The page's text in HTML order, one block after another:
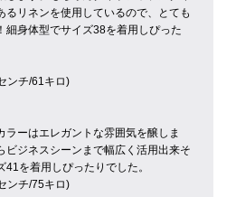
リネンを使用しているので、とても
細身体型でサイズ38を着用しぴった
ンチ/61キロ)
ラーはエレガントな雰囲気を醸しま
ビジネスシーンまで幅広く活用出来そ
を着用しぴったりでした。
ンチ/75キロ)